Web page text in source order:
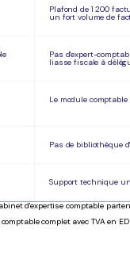
Plafond de 1 200
un fort volume de
Pas d'expert-
liasse fiscale à
Le module
Pas de bibliothèque
Support technique
d'expertise comptable
complet avec TVA en